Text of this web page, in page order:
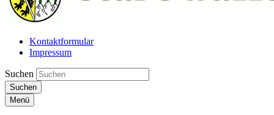
Kontaktformular
Impressum
Suchen
Suchen
Menü